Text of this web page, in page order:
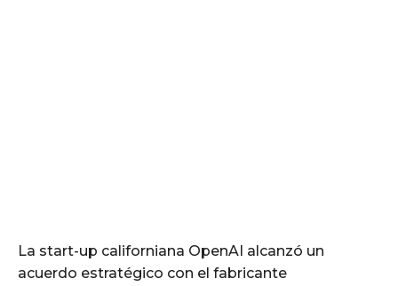
La start-up californiana OpenAI alcanzó un
acuerdo estratégico con el fabricante